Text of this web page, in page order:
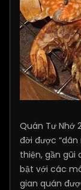
Quán Tư Nhớ
đời được
thiện, gần gũi
bật với các
gian quán